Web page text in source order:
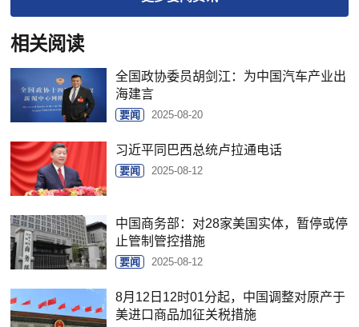
相关阅读
全国政协委员胡剑江：为中国汽车产业出
海建言
要闻 2025-08-20
习近平同巴西总统卢拉通电话
要闻 2025-08-12
中国商务部：对28家美国实体，暂停或停
止管制管控措施
要闻 2025-08-12
8月12日12时01分起，中国调整对原产于
美进口商品加征关税措施